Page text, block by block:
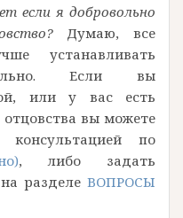
если я добровольно
Думаю, все
устанавливать
Если вы
или у вас есть
вы можете
консультацией по
, либо задать
разделе ВОПРОСЫ